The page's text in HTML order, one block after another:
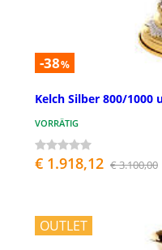
-38%
Kelch Silber 800/1000
VORRÄTIG
€ 1.918,12 € 3.100,00
OUTLET